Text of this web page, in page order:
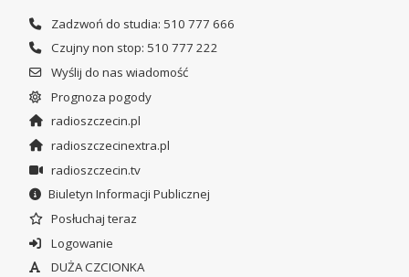
Zadzwoń do studia: 510 777 666
Czujny non stop: 510 777 222
Wyślij do nas wiadomość
Prognoza pogody
radioszczecin.pl
radioszczecinextra.pl
radioszczecin.tv
Biuletyn Informacji Publicznej
Posłuchaj teraz
Logowanie
DUŻA CZCIONKA